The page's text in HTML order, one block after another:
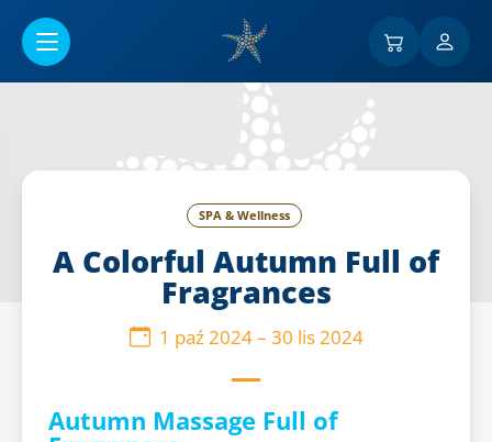
SPA & Wellness
A Colorful Autumn Full of
Fragrances
1 paź 2024– 30 lis 2024
Autumn Massage Full of